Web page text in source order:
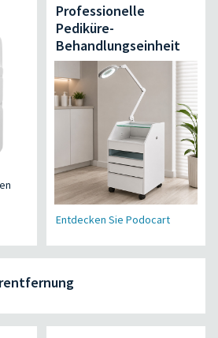
Professionelle
Pediküre-
Behandlungseinheit
Entdecken Sie Podocart